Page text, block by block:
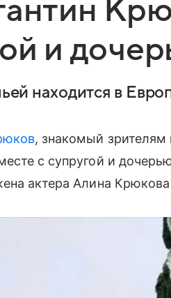
и
находится в
, знакомый зрителям
с супругой и
актера Алина